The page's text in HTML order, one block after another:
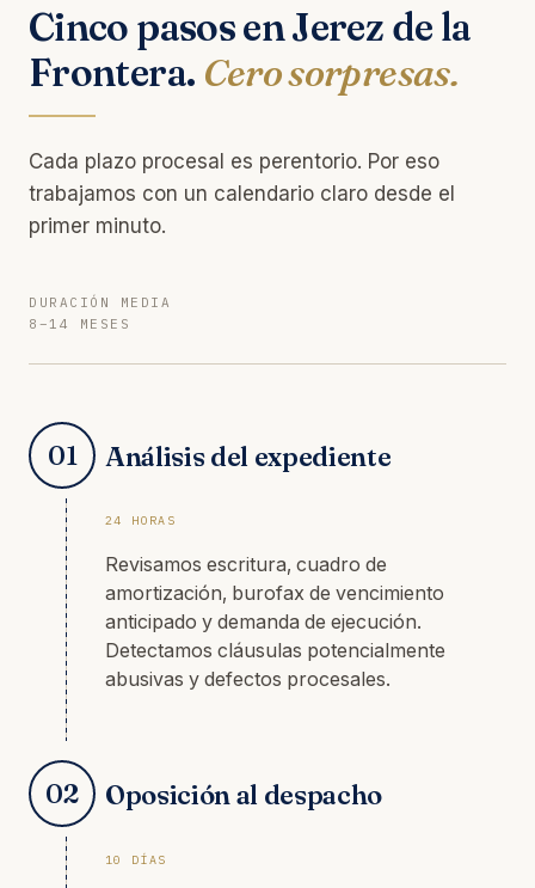
Cinco pasos en Jerez de la
Frontera. Cero sorpresas.
Cada plazo procesal es perentorio. Por eso
trabajamos con un calendario claro desde el
primer minuto.
DURACIÓN MEDIA
8–14 MESES
01 Análisis del expediente
24 HORAS
Revisamos escritura, cuadro de
amortización, burofax de vencimiento
anticipado y demanda de ejecución.
Detectamos cláusulas potencialmente
abusivas y defectos procesales.
02 Oposición al despacho
10 DÍAS